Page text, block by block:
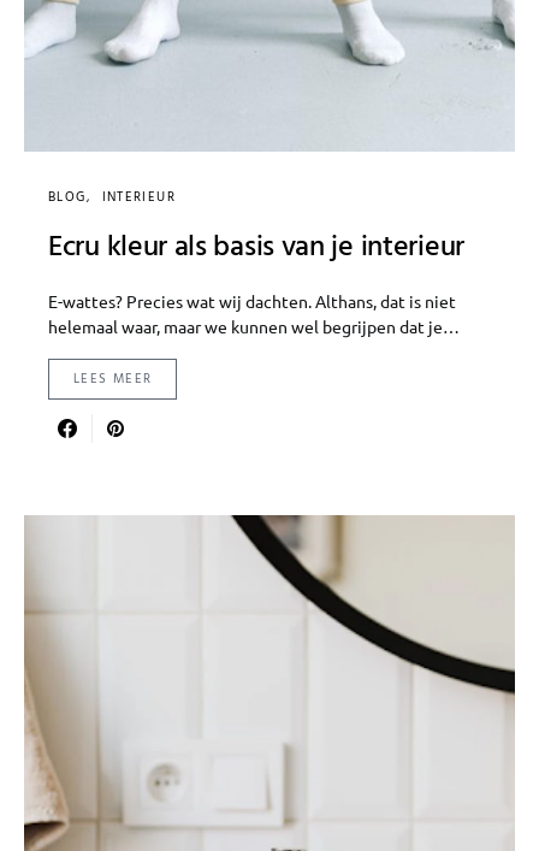
BLOG INTERIEUR
Ecru kleur als basis van je interieur
E-wattes? Precies wat wij dachten. Althans, dat is niet
helemaal waar, maar we kunnen wel begrijpen dat je…
LEES MEER